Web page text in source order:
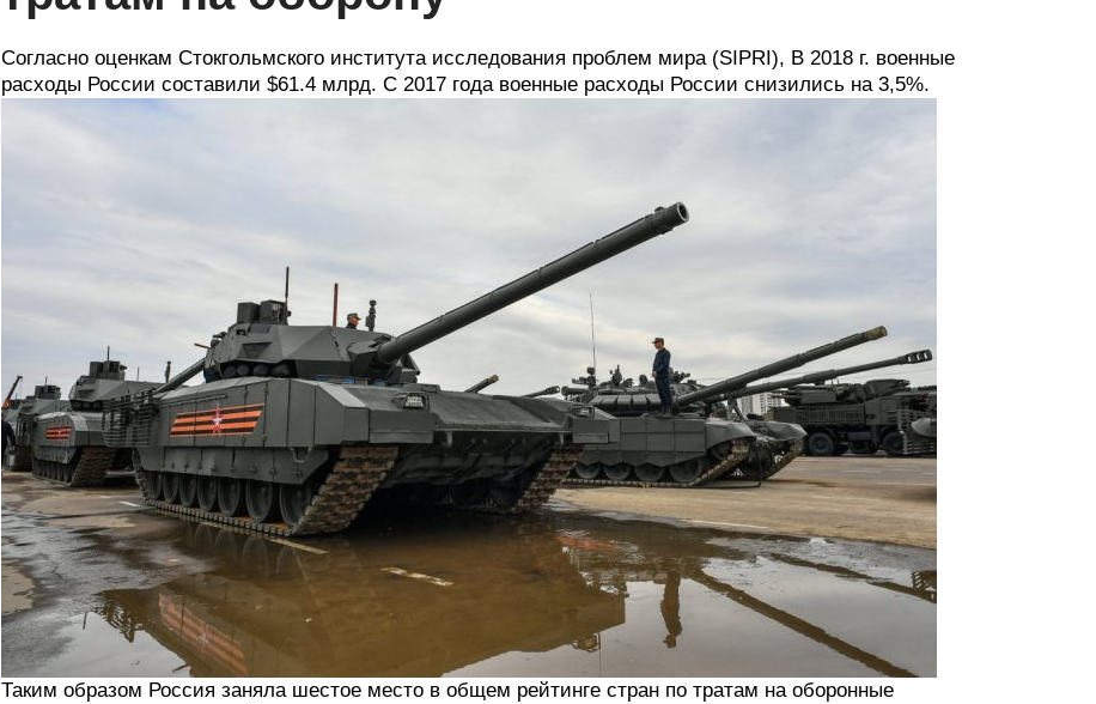
Согласно оценкам Стокгольмского института исследования проблем мира (SIPRI), ​В 2018 г. военные
расходы России составили $61.4 млрд. С 2017 года военные расходы России снизились на 3,5%.
Таким образом Россия заняла шестое место в общем рейтинге стран по тратам на оборонные